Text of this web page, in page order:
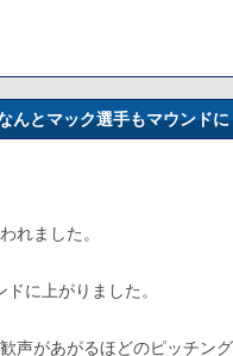
んとマック選手もマウンドに
れました。
に上がりました。
声があがるほどのピッチン